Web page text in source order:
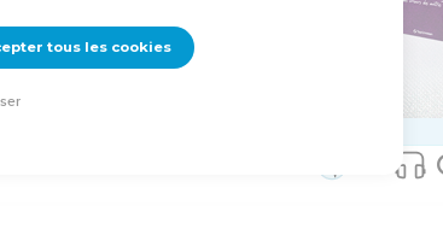
Dieu demeure en lui ; et nous reconnaissons qu'il
tous les cookies